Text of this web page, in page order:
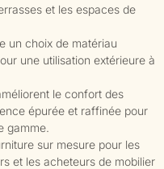
et les espaces de
un choix de matériau
une utilisation extérieure à
le confort des
épurée et raffinée pour
gamme.
sur mesure pour les
et les acheteurs de mobilier